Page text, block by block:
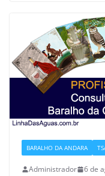
BARALHO DA ANDARA
Administrador
6 de